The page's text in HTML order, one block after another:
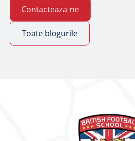
Contacteaza-ne
Toate blogurile